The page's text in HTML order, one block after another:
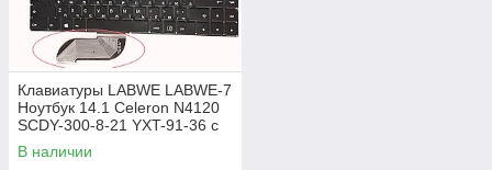
Клавиатуры LABWE LABWE-7
Ноутбук 14.1 Celeron N4120
SCDY-300-8-21 YXT-91-36 c
EN/RU раскладкой
В наличии